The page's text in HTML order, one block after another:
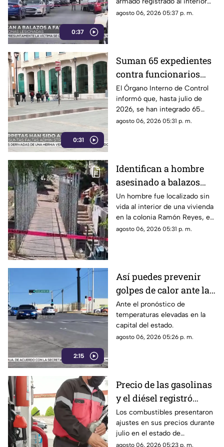
0:37
VIDEO
de un domicilio en el
agosto 06, 2026 05:37 p. m.
0:31
Suman 65 expedientes
contra funcionarios
municipales de
Chihuahua | VIDEO
El Órgano Interno de Control
informó que, hasta julio de
2026, se han integrado 65
expedientes por presuntas
agosto 06, 2026 05:31 p. m.
Identifican a hombre
asesinado a balazos
dentro de una vivienda
en la colonia Ramón
Reyes
Un hombre fue localizado sin
vida al interior de una vivienda
en la colonia Ramón Reyes, en
la ciudad de Chihuahua.
agosto 06, 2026 05:31 p. m.
2:15
Así puedes prevenir
golpes de calor ante las
altas temperaturas en
Chihuahua
Ante el pronóstico de
temperaturas elevadas en la
capital del estado.
agosto 06, 2026 05:26 p. m.
Precio de las gasolinas
y el diésel registró
variaciones en
Chihuahua durante
julio | VIDEO
Los combustibles presentaron
ajustes en sus precios durante
julio en el estado de
Chihuahua.
agosto 06, 2026 05:23 p. m.